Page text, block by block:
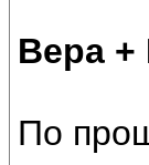
Вера +
По